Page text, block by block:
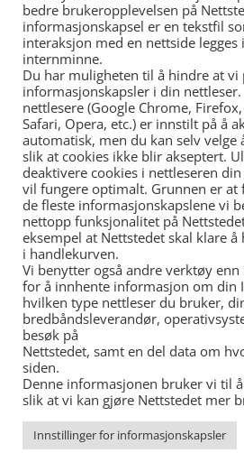
N S UCH DILEMMA
LES MER »
N UCH LØWEBO`S STAR
LES MER »
bedre brukeropplevelsen på
informasjonskapsel er en tekstfil
interaksjon med en nettside legges
internminne.
Du har muligheten til å hindre at vi
informasjonskapsler i din
nettlesere (Google Chrome,
Safari, Opera, etc.) er innstilt på å
automatisk, men du kan selv velge
slik at cookies ikke blir akseptert.
deaktivere cookies i nettleseren
vil fungere optimalt. Grunnen er at
de fleste informasjonskapslene vi
nettopp funksjonalitet på
eksempel at Nettstedet skal klare
i handlekurven.
Vi benytter også andre verktøy
for å innhente informasjon om din
hvilken type nettleser du bruker,
bredbåndsleverandør,
besøk på
Nettstedet, samt en del data om
siden.
Denne informasjonen bruker vi til
slik at vi kan gjøre Nettstedet mer
Innstillinger for informasjonskapsler